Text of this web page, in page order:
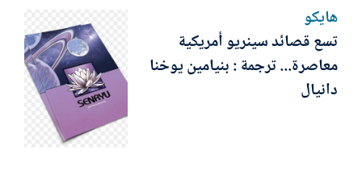
هايكو
تسع قصائد سينريو أمريكية
معاصرة... ترجمة : بنيامين يوخنا
دانيال